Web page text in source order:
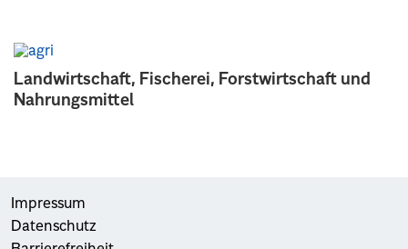
Landwirtschaft, Fischerei, Forstwirtschaft und
Nahrungsmittel
Impressum
Datenschutz